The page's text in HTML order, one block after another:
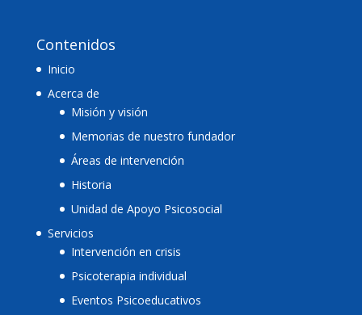
Contenidos
Inicio
Acerca de
Misión y visión
Memorias de nuestro fundador
Áreas de intervención
Historia
Unidad de Apoyo Psicosocial
Servicios
Intervención en crisis
Psicoterapia individual
Eventos Psicoeducativos